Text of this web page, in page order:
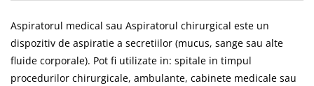
Aspiratorul medical sau Aspiratorul chirurgical este un
dispozitiv de aspiratie a secretiilor (mucus, sange sau alte
fluide corporale). Pot fi utilizate in: spitale in timpul
procedurilor chirurgicale, ambulante, cabinete medicale sau